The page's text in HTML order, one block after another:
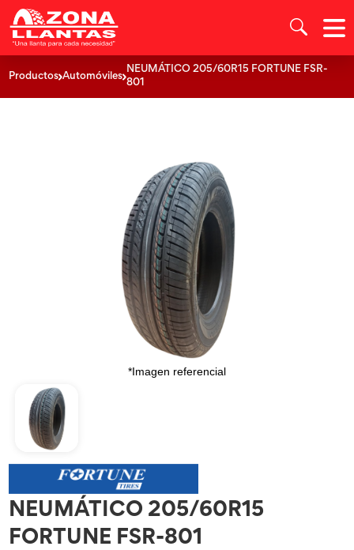
Productos Automóviles
NEUMÁTICO 205/60R15 FORTUNE FSR-
801
*Imagen referencial
NEUMÁTICO 205/60R15
FORTUNE FSR-801